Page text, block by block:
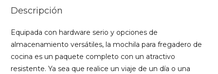
Descripción
Equipada con hardware serio y opciones de
almacenamiento versátiles, la mochila para fregadero de
cocina es un paquete completo con un atractivo
resistente.Ya sea que realice un viaje de un día o una